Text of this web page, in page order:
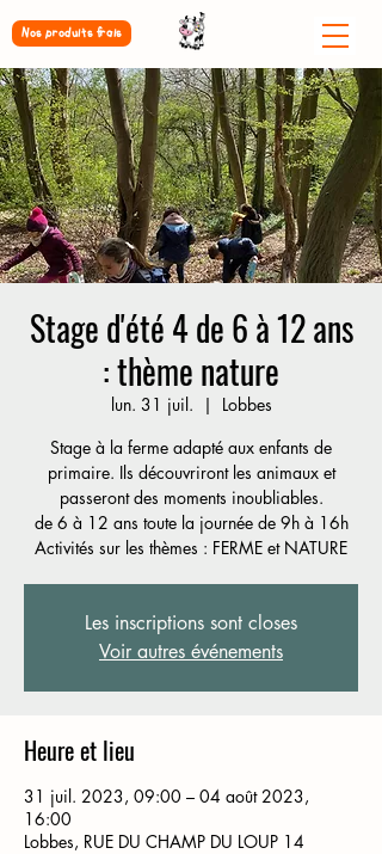
Nos produits frais
Stage d'été 4 de 6 à 12 ans
: thème nature
lun. 31 juil.
  |
Lobbes
Stage à la ferme adapté aux enfants de
primaire. Ils découvriront les animaux et
passeront des moments inoubliables.
de 6 à 12 ans toute la journée de 9h à 16h
Activités sur les thèmes : FERME et NATURE
Les inscriptions sont closes
Voir autres événements
Heure et lieu
31 juil. 2023, 09:00 – 04 août 2023,
16:00
Lobbes, RUE DU CHAMP DU LOUP 14